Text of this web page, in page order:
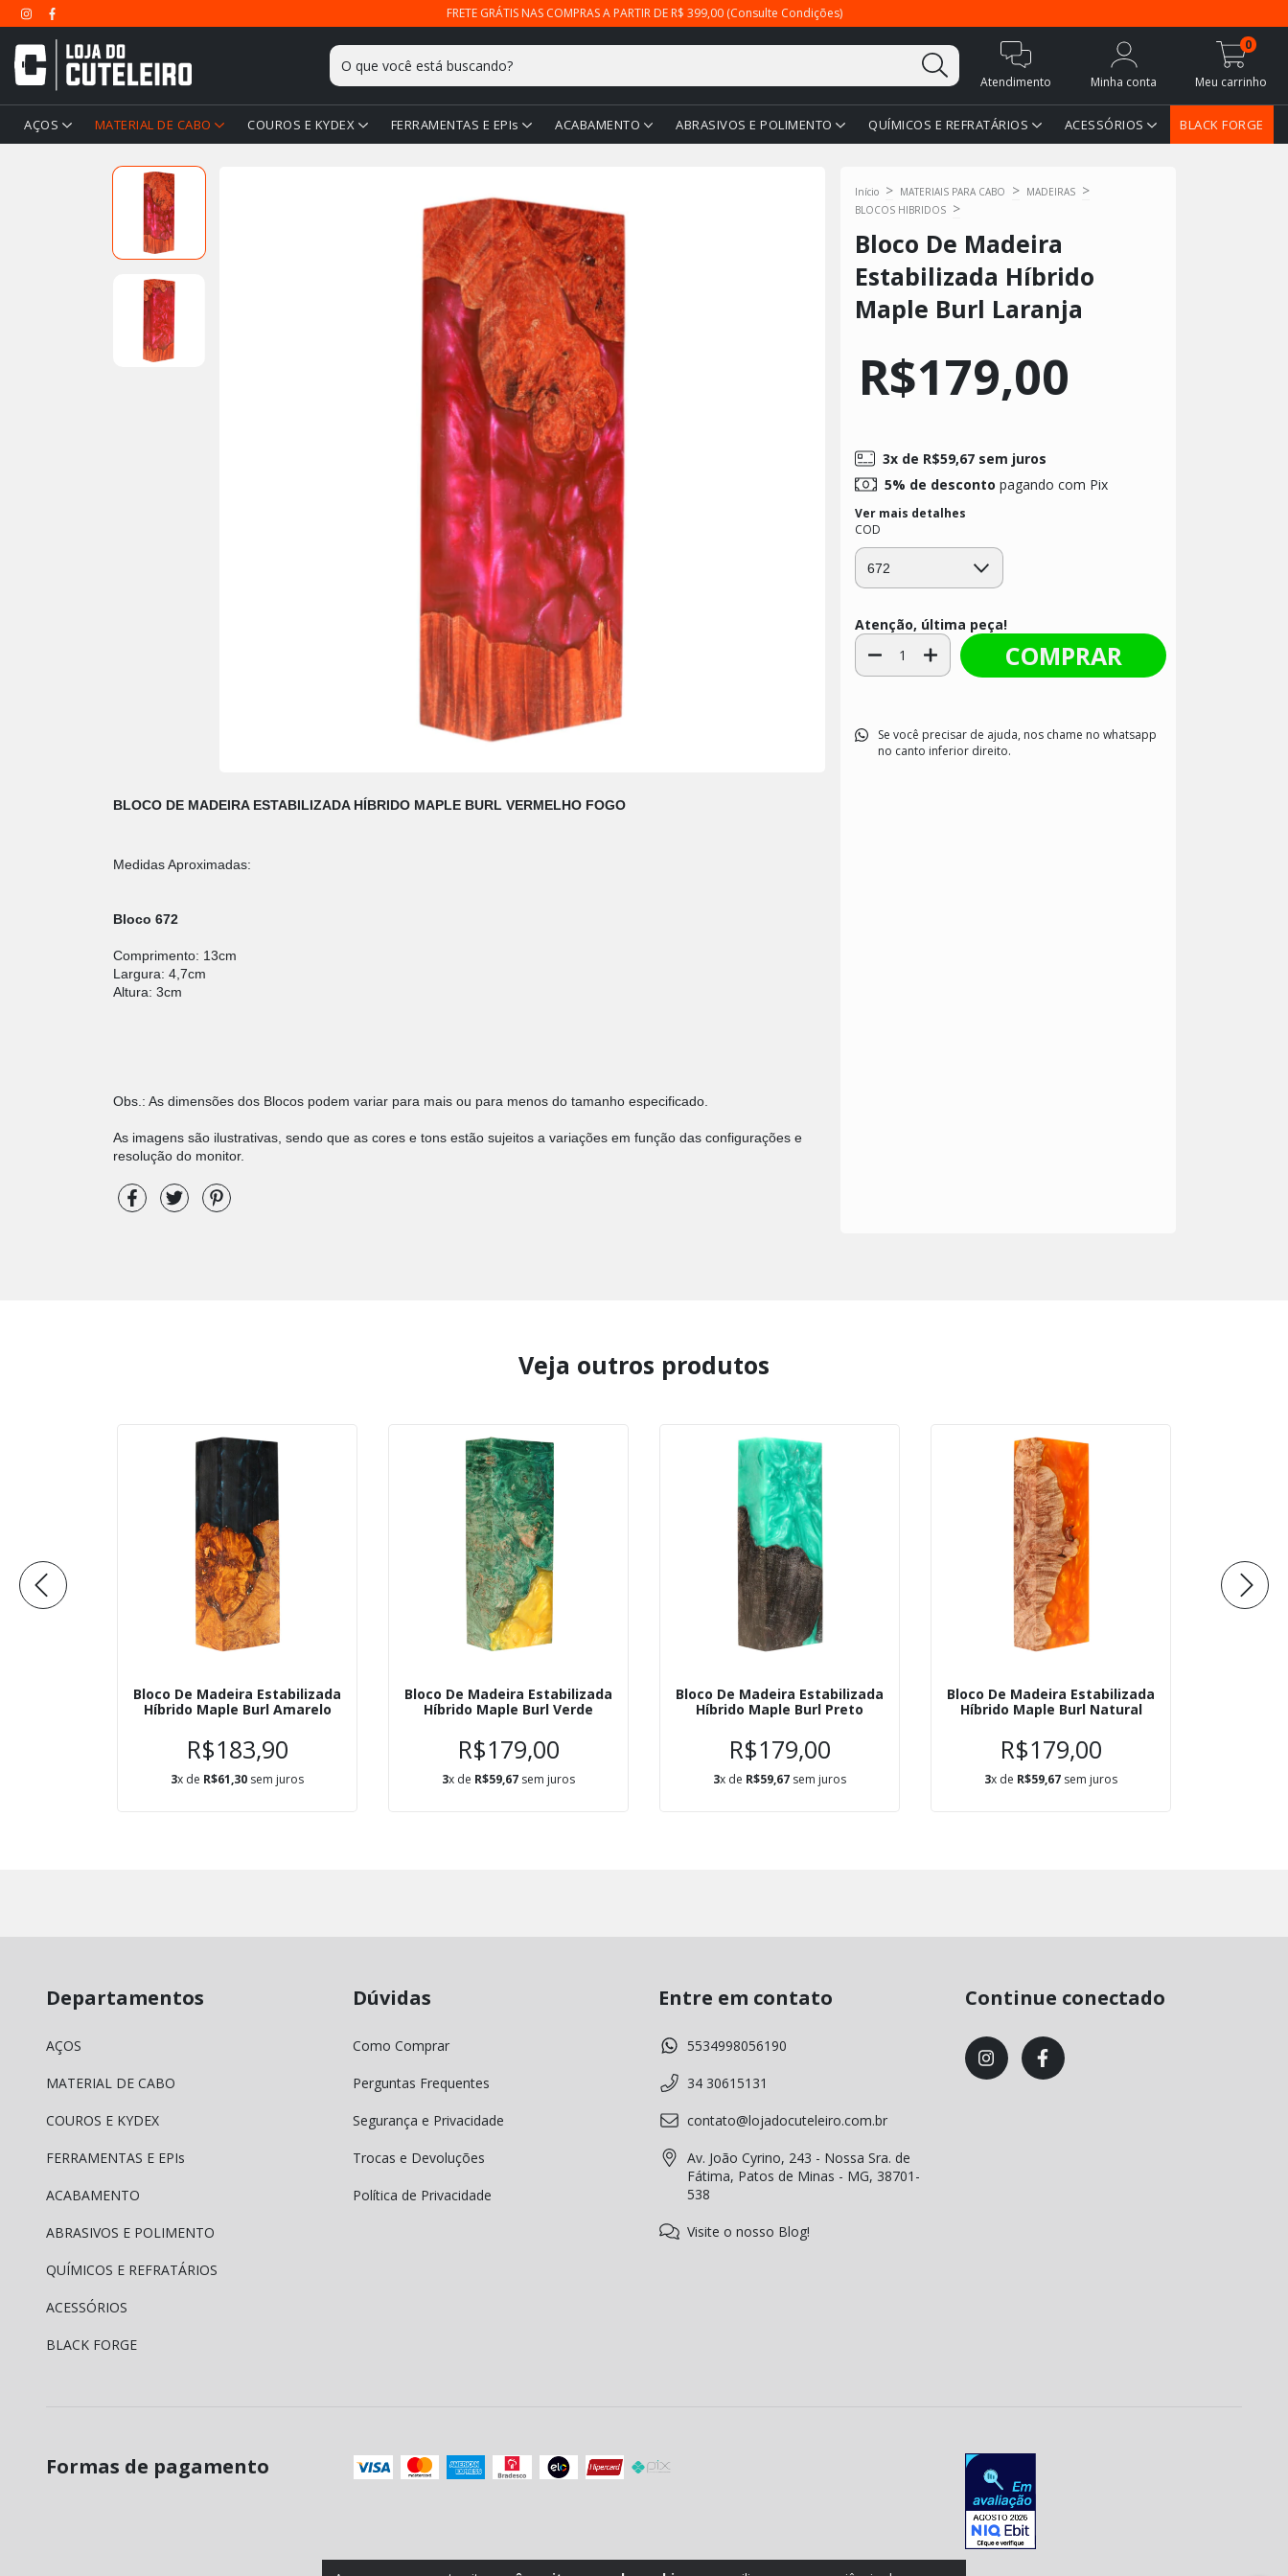
FRETE GRÁTIS NAS COMPRAS A PARTIR DE R$ 399,00 (Consulte Condições)
Atendimento Minha conta Meu carrinho
0
AÇOS MATERIAL DE CABO COUROS E KYDEX FERRAMENTAS E EPIs ACABAMENTO ABRASIVOS E POLIMENTO QUÍMICOS E REFRATÁRIOS ACESSÓRIOS BLACK FORGE
BLOCO DE MADEIRA ESTABILIZADA HÍBRIDO MAPLE BURL VERMELHO FOGO
Medidas Aproximadas:
Bloco 672
Comprimento: 13cm
Largura: 4,7cm
Altura: 3cm
Obs.: As dimensões dos Blocos podem variar para mais ou para menos do tamanho especificado.
As imagens são ilustrativas, sendo que as cores e tons estão sujeitos a variações em função das configurações e
resolução do monitor.
Início > MATERIAIS PARA CABO > MADEIRAS >
BLOCOS HIBRIDOS >
Bloco De Madeira
Estabilizada Híbrido
Maple Burl Laranja
R$179,00
3x de R$59,67sem juros
5% de desconto pagando com Pix
Ver mais detalhes
COD
Atenção, última peça!
Se você precisar de ajuda, nos chame no whatsapp
no canto inferior direito.
Veja outros produtos
Bloco De Madeira Estabilizada
Híbrido Maple Burl Amarelo
R$183,90
3x de R$61,30 sem juros
Bloco De Madeira Estabilizada
Híbrido Maple Burl Verde
R$179,00
3x de R$59,67 sem juros
Bloco De Madeira Estabilizada
Híbrido Maple Burl Preto
R$179,00
3x de R$59,67 sem juros
Bloco De Madeira Estabilizada
Híbrido Maple Burl Natural
R$179,00
3x de R$59,67 sem juros
Departamentos
AÇOS
MATERIAL DE CABO
COUROS E KYDEX
FERRAMENTAS E EPIs
ACABAMENTO
ABRASIVOS E POLIMENTO
QUÍMICOS E REFRATÁRIOS
ACESSÓRIOS
BLACK FORGE
Dúvidas
Como Comprar
Perguntas Frequentes
Segurança e Privacidade
Trocas e Devoluções
Política de Privacidade
Entre em contato
5534998056190
34 30615131
contato@lojadocuteleiro.com.br
Av. João Cyrino, 243 - Nossa Sra. de
Fátima, Patos de Minas - MG, 38701-
538
Visite o nosso Blog!
Continue conectado
Formas de pagamento